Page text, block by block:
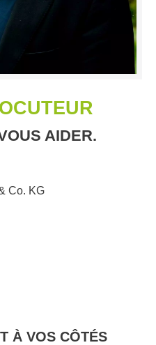
AIDER.
Co. KG
À VOS CÔTÉS